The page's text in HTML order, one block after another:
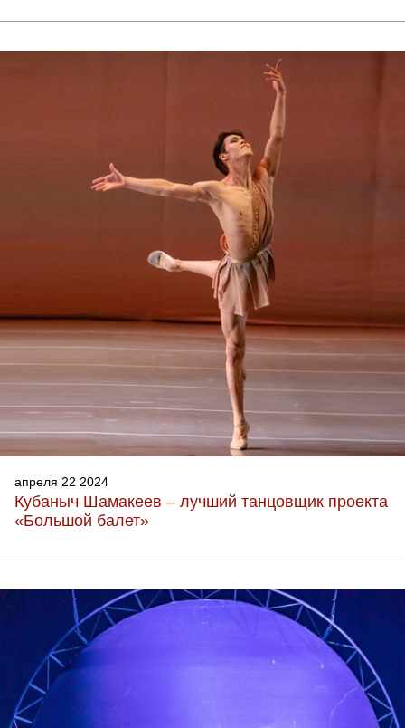
апреля 22 2024
Кубаныч Шамакеев – лучший танцовщик проекта
«Большой балет»